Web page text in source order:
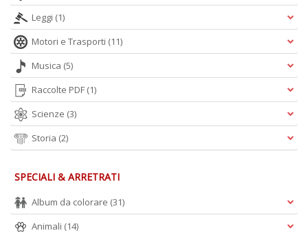
Leggi (1)
Motori e Trasporti (11)
Musica (5)
Raccolte PDF (1)
Scienze (3)
Storia (2)
SPECIALI & ARRETRATI
Album da colorare (31)
Animali (14)